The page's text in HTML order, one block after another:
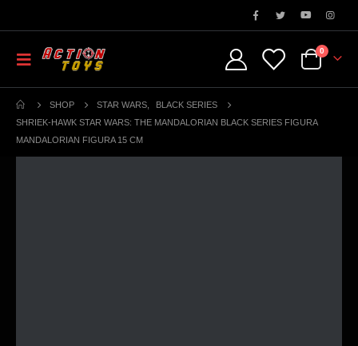
0
SHOP STAR WARS
BLACK SERIES
SHRIEK-HAWK STAR WARS: THE MANDALORIAN BLACK SERIES FIGURA
MANDALORIAN FIGURA 15 CM